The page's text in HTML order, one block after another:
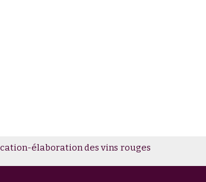
valoriser son domaine pour le tourisme ?
élaboration des vins rouges